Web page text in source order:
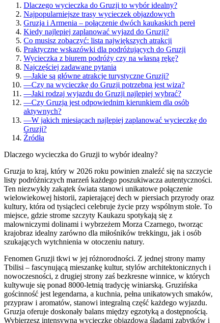
Dlaczego wycieczka do Gruzji to wybór idealny?
Najpopularniejsze trasy wycieczek objazdowych
Gruzja i Armenia – połączenie dwóch kaukaskich pereł
Kiedy najlepiej zaplanować wyjazd do Gruzji?
Co musisz zobaczyć: lista największych atrakcji
Praktyczne wskazówki dla podróżujących do Gruzji
Wycieczka z biurem podróży czy na własną rękę?
Najczęściej zadawane pytania
—Jakie są główne atrakcje turystyczne Gruzji?
—Czy na wycieczkę do Gruzji potrzebna jest wiza?
—Jaki rodzaj wyjazdu do Gruzji najlepiej wybrać?
—Czy Gruzja jest odpowiednim kierunkiem dla osób
aktywnych?
—W jakich miesiącach najlepiej zaplanować wycieczkę do
Gruzji?
Źródła
Dlaczego wycieczka do Gruzji to wybór idealny?
Gruzja to kraj, który w 2026 roku powinien znaleźć się na szczycie
listy podróżniczych marzeń każdego poszukiwacza autentyczności.
Ten niezwykły zakątek świata stanowi unikatowe połączenie
wielowiekowej historii, zapierającej dech w piersiach przyrody oraz
kultury, która od tysiącleci celebruje życie przy wspólnym stole. To
miejsce, gdzie strome szczyty Kaukazu spotykają się z
malowniczymi dolinami i wybrzeżem Morza Czarnego, tworząc
krajobraz idealny zarówno dla miłośników trekkingu, jak i osób
szukających wytchnienia w otoczeniu natury.
Fenomen Gruzji tkwi w jej różnorodności. Z jednej strony mamy
Tbilisi – fascynującą mieszankę kultur, stylów architektonicznych i
nowoczesności, z drugiej strony zaś bezkresne winnice, w których
kultywuje się ponad 8000-letnią tradycję winiarską. Gruzińska
gościnność jest legendarna, a kuchnia, pełna unikatowych smaków,
przypraw i aromatów, stanowi integralną część każdego wyjazdu.
Gruzja oferuje doskonały balans między egzotyką a dostępnością.
Wybierzesz intensywną wycieczkę objazdową śladami zabytków i